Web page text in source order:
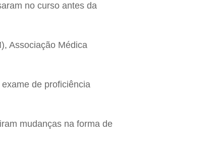
no curso antes da
Associação Médica
de proficiência
mudanças na forma de